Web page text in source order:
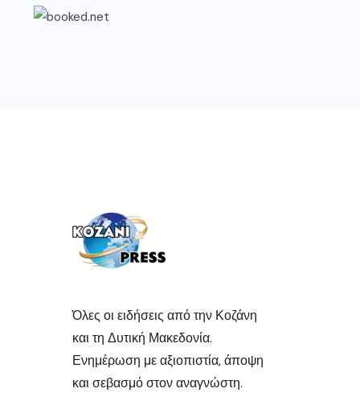
Όλες οι ειδήσεις από την Κοζάνη
και τη Δυτική Μακεδονία.
Ενημέρωση με αξιοπιστία, άποψη
και σεβασμό στον αναγνώστη.